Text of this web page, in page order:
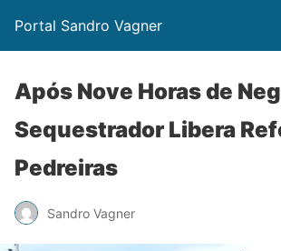
Portal Sandro Vagner
Após Nove Horas de
Sequestrador Libera
Pedreiras
Sandro Vagner